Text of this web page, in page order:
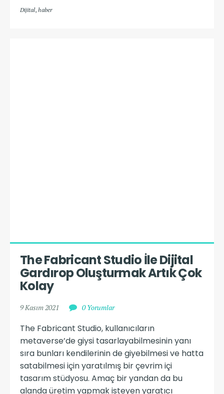
Dijital, haber
The Fabricant Studio İle Dijital
Gardırop Oluşturmak Artık Çok
Kolay
9 Kasım 2021 0 Yorumlar
The Fabricant Studio, kullanıcıların
metaverse’de giysi tasarlayabilmesinin yanı
sıra bunları kendilerinin de giyebilmesi ve hatta
satabilmesi için yaratılmış bir çevrim içi
tasarım stüdyosu. Amaç bir yandan da bu
alanda üretim yapmak isteyen yaratıcı